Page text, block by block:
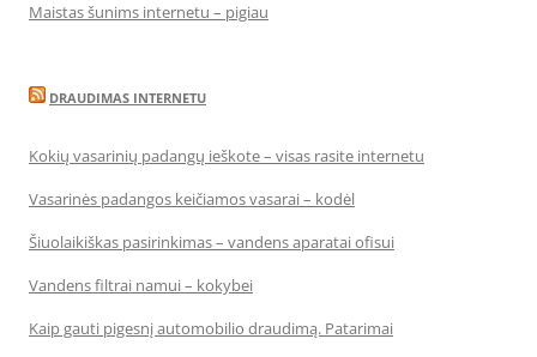
Maistas šunims internetu – pigiau
DRAUDIMAS INTERNETU
Kokių vasarinių padangų ieškote – visas rasite internetu
Vasarinės padangos keičiamos vasarai – kodėl
Šiuolaikiškas pasirinkimas – vandens aparatai ofisui
Vandens filtrai namui – kokybei
Kaip gauti pigesnį automobilio draudimą. Patarimai